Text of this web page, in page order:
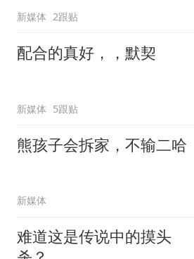
新媒体 2跟贴
配合的真好，，默契
新媒体 5跟贴
熊孩子会拆家，不输二哈
新媒体
难道这是传说中的摸头